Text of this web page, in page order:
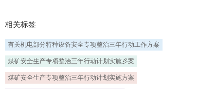
相关标签
有关机电部分特种设备安全专项整治三年行动工作方案
煤矿安全生产专项整治三年行动计划实施彡案
煤矿安全生产专项整治三年行动计划实施方案